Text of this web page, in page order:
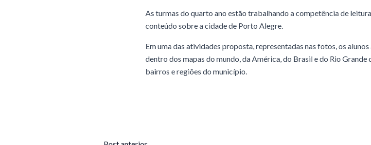
As turmas do quarto ano estão trabalhando a competência de
conteúdo sobre a cidade de Porto Alegre.
Em uma das atividades proposta, representadas nas fotos, os
dentro dos mapas do mundo, da América, do Brasil e do Rio Grande
bairros e regiões do município.